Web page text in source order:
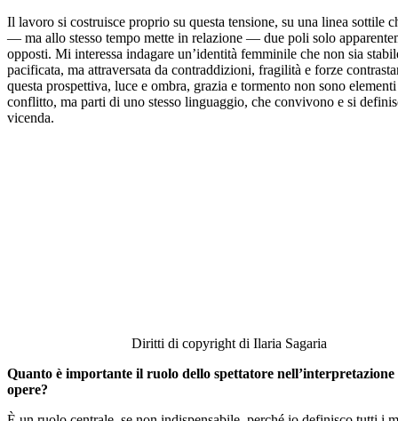
Il lavoro si costruisce proprio su questa tensione, su una linea sottile
— ma allo stesso tempo mette in relazione — due poli solo
opposti. Mi interessa indagare un’identità femminile che non sia
pacificata, ma attraversata da contraddizioni, fragilità e forze
questa prospettiva, luce e ombra, grazia e tormento non sono
conflitto, ma parti di uno stesso linguaggio, che convivono e si
vicenda.
Diritti di copyright di Ilaria Sagaria
Quanto è importante il ruolo dello spettatore nell’interpretazione
opere?